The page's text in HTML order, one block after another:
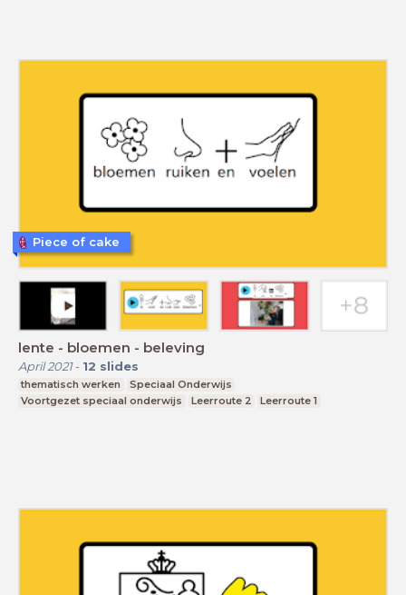
lente - bloemen - beleving
April 2021- 12 slides
thematisch werken
Speciaal Onderwijs
Voortgezet speciaal onderwijs
Leerroute 2 Leerroute 1
Piece of cake